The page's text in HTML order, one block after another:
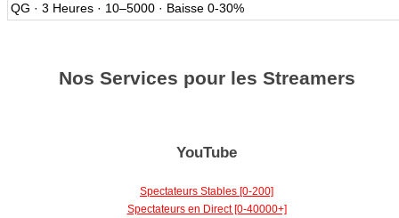
QG · 3 Heures · 10–5000 · Baisse 0-30%
Nos Services pour les Streamers
YouTube
Spectateurs Stables [0-200]
Spectateurs en Direct [0-40000+]